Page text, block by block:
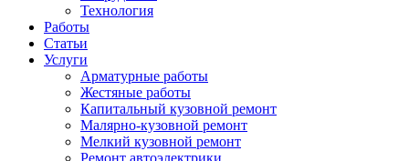
Технология
Работы
Статьи
Услуги
Арматурные работы
Жестяные работы
Капитальный кузовной ремонт
Малярно-кузовной ремонт
Мелкий кузовной ремонт
Ремонт автоэлектрики